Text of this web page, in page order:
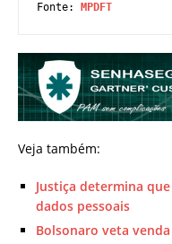
Fonte: MPDFT
Veja também:
Justiça determina
dados pessoais
Bolsonaro veta